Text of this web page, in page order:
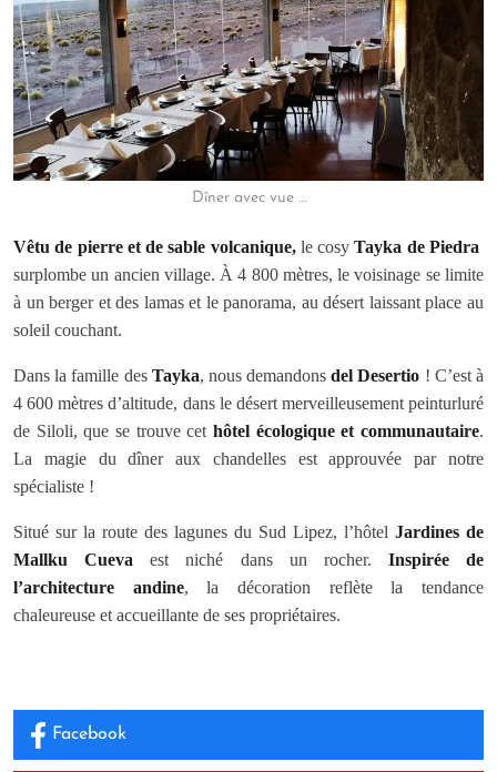
Dîner avec vue …
Vêtu de pierre et de sable volcanique,le cosyTayka de Piedra
surplombe un ancien village. À 4 800 mètres, le voisinage se limite
à un berger et des lamas et le panorama, au désert laissant place au
soleil couchant.
Dans la famille des Tayka, nous demandonsdel Desertio ! C’est à
4 600 mètres d’altitude, dans le désert merveilleusement peinturluré
de Siloli, que se trouve cet hôtel écologique et communautaire.
La magie du dîner aux chandelles est approuvée par notre
spécialiste !
Situé sur la route des lagunes du Sud Lipez, l’hôtel Jardines de
Mallku Cueva est niché dans un rocher. Inspirée de
l’architecture andine, la décoration reflète la tendance
chaleureuse et accueillante de ses propriétaires.
Facebook